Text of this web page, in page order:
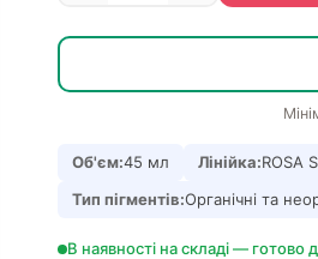
Об'єм:45 мл Лінійка:ROSA
Тип пігментів:Органічні та
В наявності на складі — готово